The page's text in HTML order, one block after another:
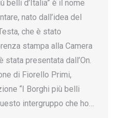
belli d’Italia” è il nome
nato dall’idea del
che è stato
stampa alla Camera
stata presentata dall’On.
di Fiorello Primi,
“I Borghi più belli
intergruppo che ho…